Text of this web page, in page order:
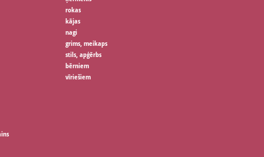
rokas
kājas
nagi
grims, meikaps
stils, apģērbs
bērniem
vīriešiem